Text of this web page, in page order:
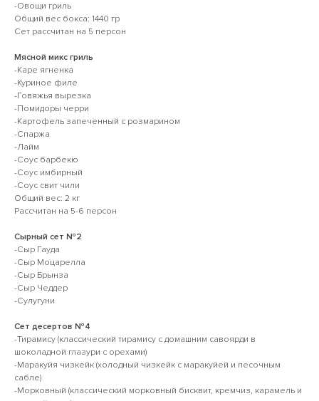
-Овощи гриль
Общий вес бокса: 1440 гр
Сет рассчитан на 5 персон
Мясной микс гриль
-Каре ягненка
-Куриное филе
-Говяжья вырезка
-Помидоры черри
-Картофель запеченный с розмарином
-Спаржа
-Лайм
-Соус барбекю
-Соус имбирный
-Соус свит чили
Общий вес: 2 кг
Рассчитан на 5-6 персон
Сырный сет №2
-Сыр Гауда
-Сыр Моцарелла
-Сыр Брынза
-Сыр Чеддер
-Сулугуни
Сет десертов №4
-Тирамису (классический тирамису с домашним савоярди в
шоколадной глазури с орехами)
-Маракуйя чизкейк (холодный чизкейк с маракуйей и песочным
сабле)
-Морковный (классический морковный бисквит, кремчиз, карамель и